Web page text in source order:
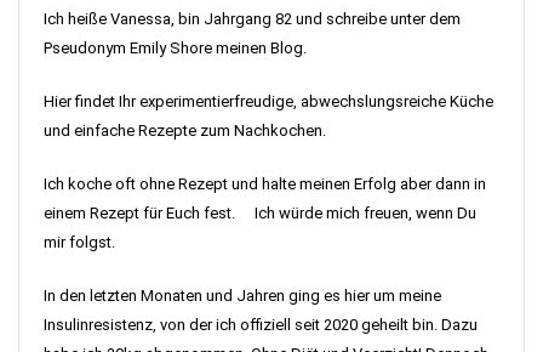
Ich heiße Vanessa, bin Jahrgang 82 und schreibe unter dem
Pseudonym Emily Shore meinen Blog.
Hier findet Ihr experimentierfreudige, abwechslungsreiche Küche
und einfache Rezepte zum Nachkochen.
Ich koche oft ohne Rezept und halte meinen Erfolg aber dann in
einem Rezept für Euch fest. Ich würde mich freuen, wenn Du
mir folgst.
In den letzten Monaten und Jahren ging es hier um meine
Insulinresistenz, von der ich offiziell seit 2020 geheilt bin. Dazu